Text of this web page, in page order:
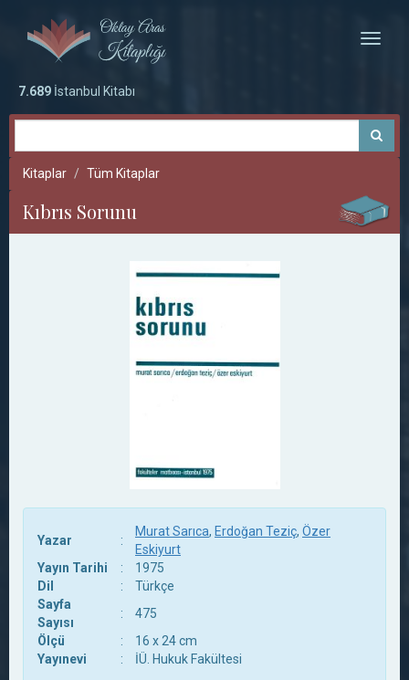
Toggle
7.689 İstanbul Kitabı
Kitaplar Tüm Kitaplar
Kıbrıs Sorunu
Yazar :
Murat Sarıca, Erdoğan Teziç, Özer
Eskiyurt
Yayın Tarihi
:
1975
Dil
:
Türkçe
Sayfa
Sayısı
:
475
Ölçü
:
16 x 24 cm
Yayınevi
: İÜ. Hukuk Fakültesi